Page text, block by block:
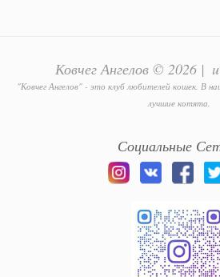
Ковчег Ангелов © 2026 |
"Ковчег Ангелов" - это клуб любителей кошек. В
лучшие котята.
Социальные